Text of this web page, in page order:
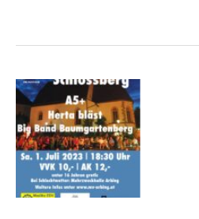
Open
Air
am
Schlossberg